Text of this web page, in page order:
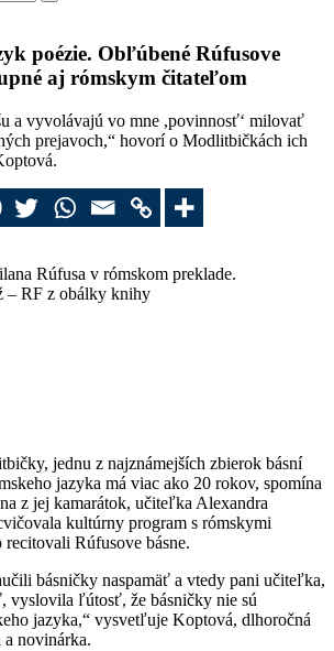
poézie. Obľúbené Rúfusove
aj rómskym čitateľom
a vyvolávajú vo mne ,povinnosť‘ milovať
prejavoch,“ hovorí o Modlitbičkách ich
Rúfusa v rómskom preklade.
– RF z obálky knihy
jednu z najznámejších zbierok básní
jazyka má viac ako 20 rokov, spomína
z jej kamarátok, učiteľka Alexandra
kultúrny program s rómskymi
Rúfusove básne.
básničky naspamäť a vtedy pani učiteľka,
vyslovila ľútosť, že básničky nie sú
jazyka,“ vysvetľuje Koptová, dlhoročná
novinárka.